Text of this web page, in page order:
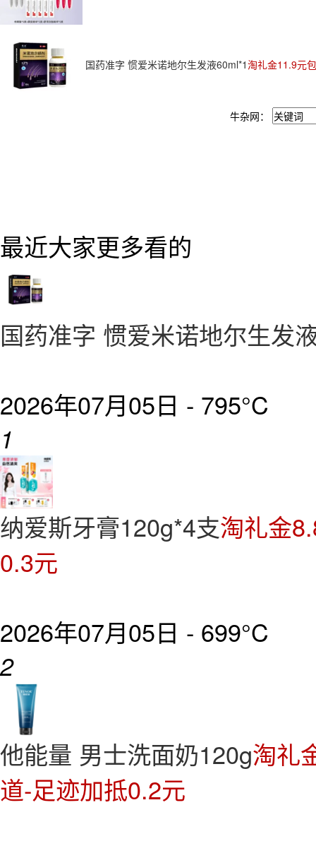
国药准字 惯爱米诺地尔生发液60ml*1淘礼金11.9元
牛杂网：
最近大家更多看的
国药准字 惯爱米诺地尔生发
2026年07月05日 - 795°C
1
纳爱斯牙膏120g*4支淘礼金
0.3元
2026年07月05日 - 699°C
2
他能量 男士洗面奶120g淘礼
道-足迹加抵0.2元